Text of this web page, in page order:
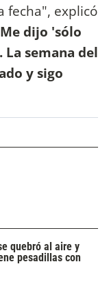
fecha", explicó
Me dijo 'sólo
semana del
y sigo
quebró al aire y
pesadillas con